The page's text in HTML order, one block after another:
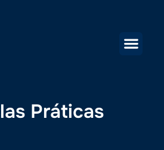
Práticas